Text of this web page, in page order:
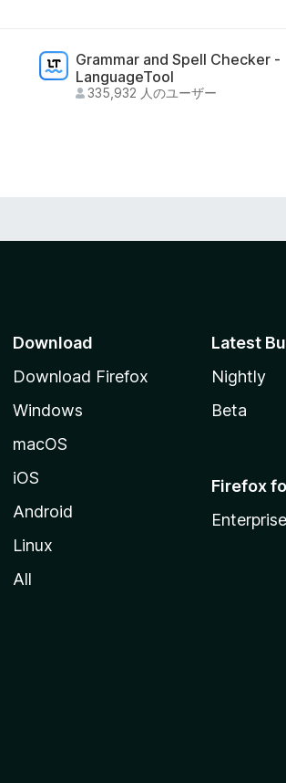
Grammar and Spell Checker -
LanguageTool
335,932 人のユーザー
Download
Download Firefox
Windows
macOS
iOS
Android
Linux
All
Latest
Nightly
Beta
Firefox
Enterprise